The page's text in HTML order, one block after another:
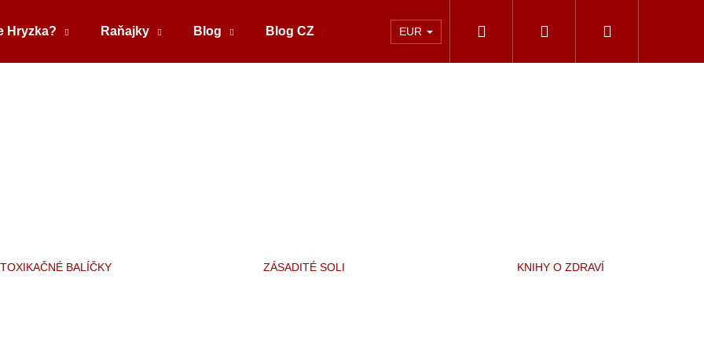
Hryzka? Raňajky Blog Blog CZ KontaktEUR Hľadať PrihlásenieNákupný
BALÍČKY ZÁSADITÉ SOLI KNIHY O ZDRAVÍ